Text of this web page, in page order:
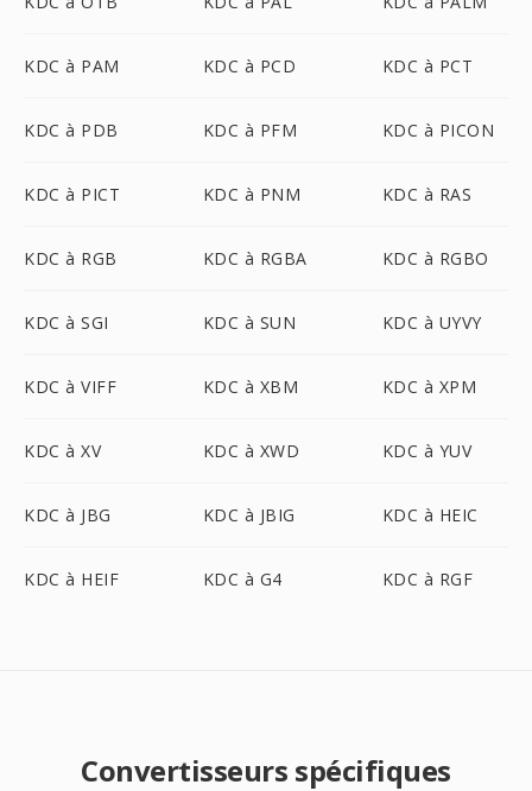
KDC à PAM KDC à PCD KDC à PCT
KDC à PDB KDC à PFM KDC à PICON
KDC à PICT KDC à PNM KDC à RAS
KDC à RGB KDC à RGBA KDC à RGBO
KDC à SGI KDC à SUN KDC à UYVY
KDC à VIFF KDC à XBM KDC à XPM
KDC à XV KDC à XWD KDC à YUV
KDC à JBG KDC à JBIG KDC à HEIC
KDC à HEIF KDC à G4 KDC à RGF
Convertisseurs spécifiques